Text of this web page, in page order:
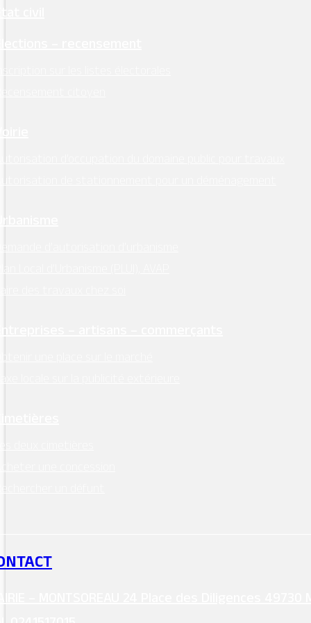
civil
– recensement
sur les listes électorales
citoyen
d’occupation du domaine public pour travaux
de stationnement pour un déménagement
d’autorisation d’urbanisme
Local d’Urbanisme (PLUI), AVAP
des travaux chez soi
– artisans – commerçants
une place sur le marché
locale sur la publicité extérieure
deux cimetières
une concession
un défunt
– MONTSOREAU 24 Place des Diligences